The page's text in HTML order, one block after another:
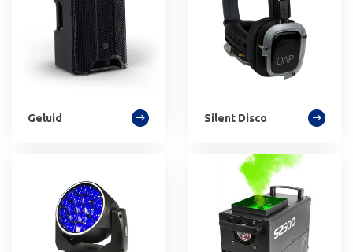
Geluid Silent Disco